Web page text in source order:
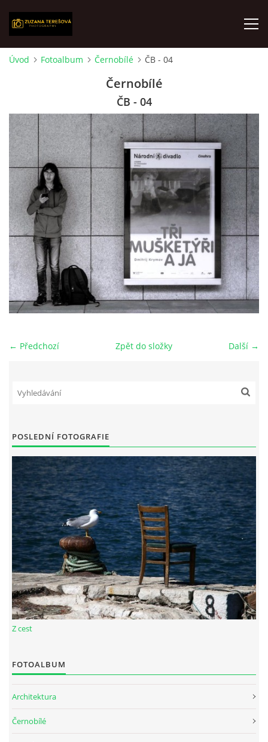
O MNĚ
VÝSTAVY
AKTUALITY
KONTAKT
© 2026 eStránky.cz |RSS
Úvod Fotoalbum Černobílé ČB - 04
Černobílé
ČB - 04
← Předchozí Další →
Zpět do složky
POSLEDNÍ FOTOGRAFIE
Z cest
FOTOALBUM
Architektura
Černobílé